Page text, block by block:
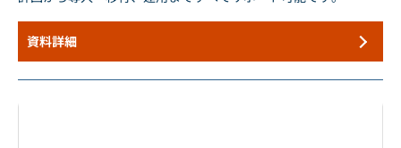
資料詳細